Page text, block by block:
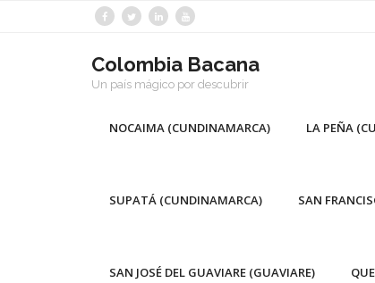
Colombia Bacana
Un país mágico por descubrir
NOCAIMA (CUNDINAMARCA) LA PEÑA
SUPATÁ (CUNDINAMARCA) SAN
SAN JOSÉ DEL GUAVIARE (GUAVIARE)